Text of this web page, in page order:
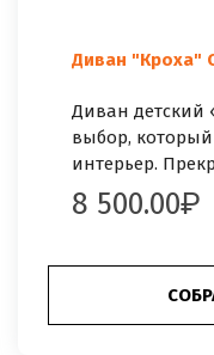
Диван "Кроха"
Диван детский
выбор,
интерьер.
8 500.00